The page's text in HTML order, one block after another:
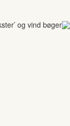
og vind bøger